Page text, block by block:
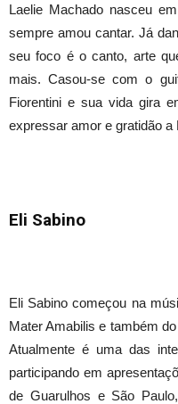
Laelie Machado nasceu
sempre amou cantar. Já
seu foco é o canto, arte
mais. Casou-se com o
Fiorentini e sua vida gira
expressar amor e gratidão a
Eli Sabino
Eli Sabino começou na
Mater Amabilis e também
Atualmente é uma das
participando em
de Guarulhos e São